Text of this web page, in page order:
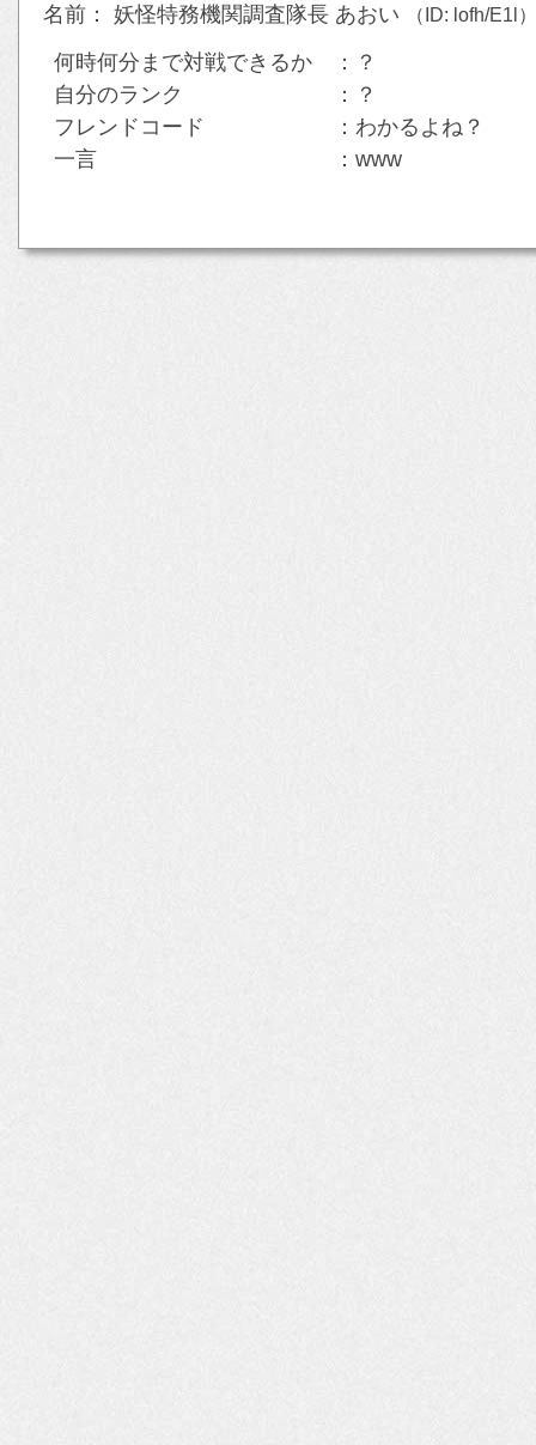
名前： 妖怪特務機関調査隊長 あおい
（ID: lofh/E1l）
何時何分まで対戦できるか ：？
自分のランク ：？
フレンドコード ：わかるよね？
一言 ：www